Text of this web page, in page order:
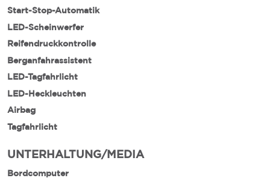
Start-Stop-Automatik
LED-Scheinwerfer
Reifendruckkontrolle
Berganfahrassistent
LED-Tagfahrlicht
LED-Heckleuchten
Airbag
Tagfahrlicht
UNTERHALTUNG/MEDIA
Bordcomputer